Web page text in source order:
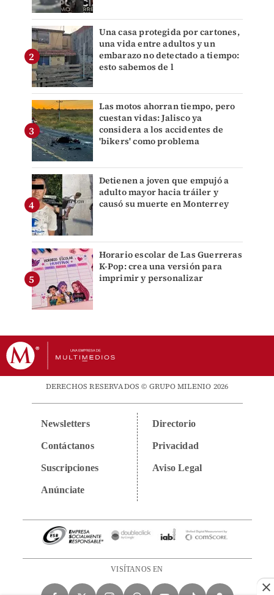
Una casa protegida por cartones,
una vida entre adultos y un
embarazo no detectado a tiempo:
esto sabemos de l
Las motos ahorran tiempo, pero
cuestan vidas: Jalisco ya
considera a los accidentes de
'bikers' como problema
Detienen a joven que empujó a
adulto mayor hacia tráiler y
causó su muerte en Monterrey
Horario escolar de Las Guerreras
K-Pop: crea una versión para
imprimir y personalizar
DERECHOS RESERVADOS © GRUPO MILENIO 2026
Newsletters
Contáctanos
Suscripciones
Anúnciate
Directorio
Privacidad
Aviso Legal
VISÍTANOS EN